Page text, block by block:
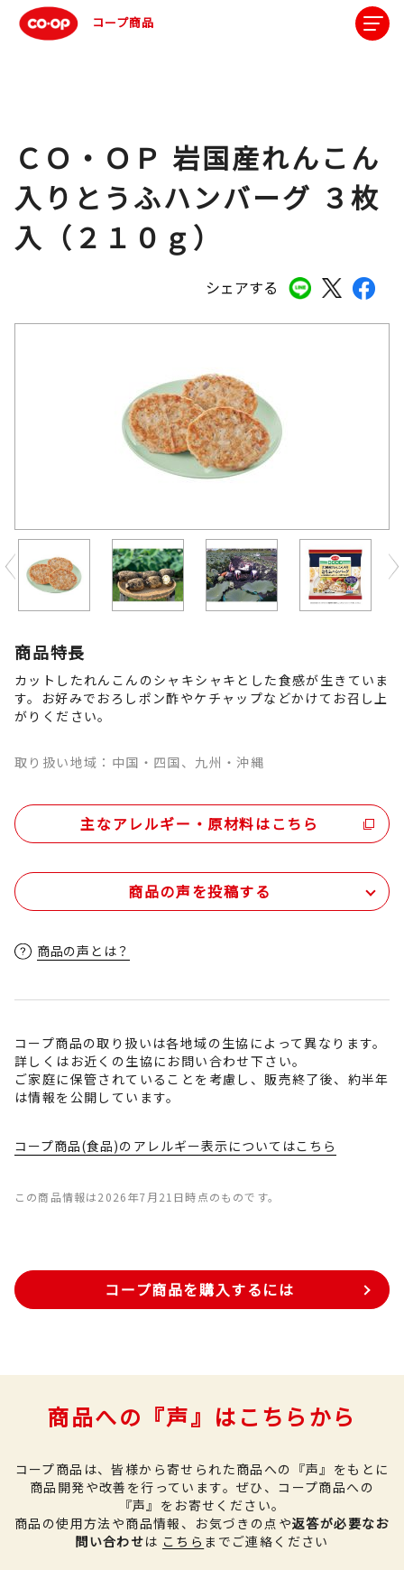
コープ商品
シェアする
ＣＯ・ＯＰ 岩国産れんこん
入りとうふハンバーグ ３枚
入（２１０ｇ）
Previous
商品特長
カットしたれんこんのシャキシャキとした食感が生きていま
す。お好みでおろしポン酢やケチャップなどかけてお召し上
がりください。
取り扱い地域：中国・四国、九州・沖縄
主なアレルギー・原材料はこちら
商品の声を投稿する
商品の声とは？
コープ商品の取り扱いは各地域の生協によって異なります。
詳しくはお近くの生協にお問い合わせ下さい。
ご家庭に保管されていることを考慮し、販売終了後、約半年
は情報を公開しています。
コープ商品(食品)のアレルギー表示についてはこちら
この商品情報は2026年7月21日時点のものです。
コープ商品を購入するには
商品への『声』はこちらから
コープ商品は、皆様から寄せられた商品への『声』をもとに
商品開発や改善を行っています。 ぜひ、コープ商品への
『声』をお寄せください。
商品の使用方法や商品情報、お気づきの点や返答が必要なお
問い合わせは こちら までご連絡ください